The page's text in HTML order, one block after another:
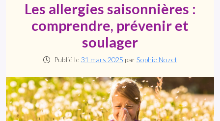
Les allergies saisonnières :
comprendre, prévenir et
soulager
Publié le 31 mars 2025 parSophie Nozet